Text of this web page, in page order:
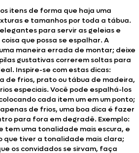
itens de forma que haja uma
e tamanhos por toda a tábua.
para servir as geleias e
que possa se espalhar. A
maneira errada de montar; deixe
gustativas correrem soltas para
Inspire-se com estas dicas:
de frios, prato ou tábua de madeira,
especiais. Você pode espalhá-los
cada item um em um ponto;
de frios, uma boa dica é fazer
para fora em degradê. Exemplo:
tem uma tonalidade mais escura, e
que tiver a tonalidade mais clara;
os convidados se sirvam, faça